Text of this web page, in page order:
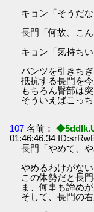
キョン「そうだ
長門「何故、こ
キョン「気持ちい
パンツを引きちぎ
抵抗する長門を
もちろん臀部は
そういえばこっ
107 名前：
01:46:46.34
長門「やめて、や
やめるわけがない
この体勢だと長
ま、何事も諦め
そして、長門の